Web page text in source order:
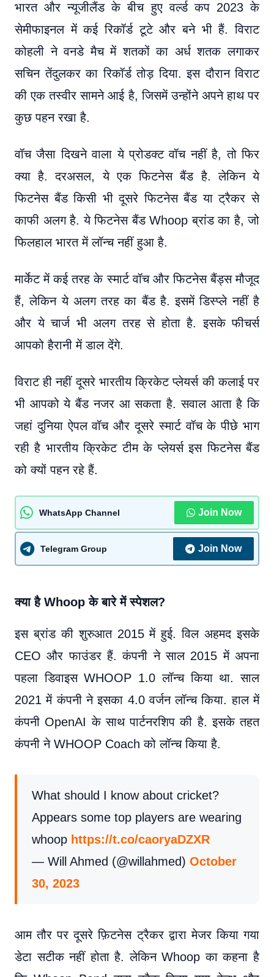
भारत और न्यूजीलैंड के बीच हुए वर्ल्ड कप 2023 के
सेमीफाइनल में कई रिकॉर्ड टूटे और बने भी हैं. विराट
कोहली ने वनडे मैच में शतकों का अर्ध शतक लगाकर
सचिन तेंदुलकर का रिकॉर्ड तोड़ दिया. इस दौरान विराट
की एक तस्वीर सामने आई है, जिसमें उन्होंने अपने हाथ पर
कुछ पहन रखा है.
वॉच जैसा दिखने वाला ये प्रोडक्ट वॉच नहीं है, तो फिर
क्या है. दरअसल, ये एक फिटनेस बैंड है. लेकिन ये
फिटनेस बैंड किसी भी दूसरे फिटनेस बैंड या ट्रैकर से
काफी अलग है. ये फिटनेस बैंड Whoop ब्रांड का है, जो
फिलहाल भारत में लॉन्च नहीं हुआ है.
मार्केट में कई तरह के स्मार्ट वॉच और फिटनेस बैंड्स मौजूद
हैं, लेकिन ये अलग तरह का बैंड है. इसमें डिस्प्ले नहीं है
और ये चार्ज भी अलग तरह से होता है. इसके फीचर्स
आपको हैरानी में डाल देंगे.
विराट ही नहीं दूसरे भारतीय क्रिकेट प्लेयर्स की कलाई पर
भी आपको ये बैंड नजर आ सकता है. सवाल आता है कि
जहां दुनिया ऐपल वॉच और दूसरे स्मार्ट वॉच के पीछे भाग
रही है भारतीय क्रिकेट टीम के प्लेयर्स इस फिटनेस बैंड
को क्यों पहन रहे हैं.
WhatsApp Channel Join Now
Telegram Group Join Now
क्या है Whoop के बारे में स्पेशल?
इस ब्रांड की शुरुआत 2015 में हुई. विल अहमद इसके
CEO और फाउंडर हैं. कंपनी ने साल 2015 में अपना
पहला डिवाइस WHOOP 1.0 लॉन्च किया था. साल
2021 में कंपनी ने इसका 4.0 वर्जन लॉन्च किया. हाल में
कंपनी OpenAI के साथ पार्टनरशिप की है. इसके तहत
कंपनी ने WHOOP Coach को लॉन्च किया है.
What should I know about cricket?
Appears some top players are wearing
whoop https://t.co/caoryaDZXR
— Will Ahmed (@willahmed) October
30, 2023
आम तौर पर दूसरे फ़िटनेस ट्रैकर द्वारा मेजर किया गया
डेटा सटीक नहीं होता है. लेकिन Whoop का कहना है